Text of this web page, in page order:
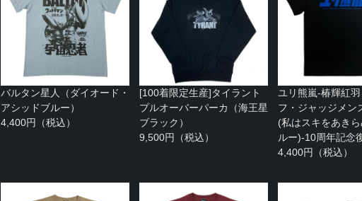
バルタン星人（ダイオード・
アシッドブルー）
4,400円（税込）
[100着限定生産]タイラント
プルオーバーパーカ（海王星
ブラック）
9,500円（税込）
ユリ熊嵐-椿輝紅
フ・ジャッジメン
(私はスキをあき
ルー)-10周年記念
4,400円（税込）